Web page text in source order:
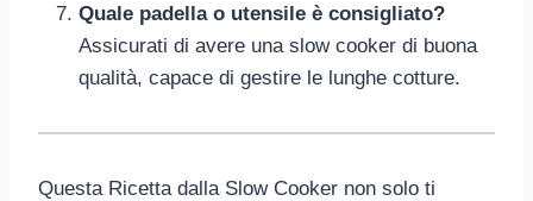
Quale padella o utensile è consigliato?
Assicurati di avere una slow cooker di buona
qualità, capace di gestire le lunghe cotture.
Questa Ricetta dalla Slow Cooker non solo ti